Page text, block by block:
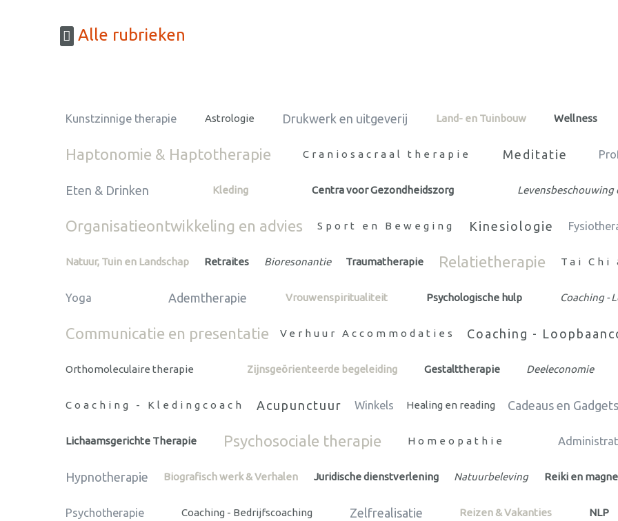
Alle rubrieken
Kunstzinnige therapie Astrologie Drukwerk en uitgeverij Land- en Tuinbouw Wellness
Haptonomie & Haptotherapie Craniosacraal therapie Meditatie
Eten & Drinken Kleding Centra voor Gezondheidszorg Levensbeschouwing
Organisatieontwikkeling en advies Sport en Beweging Kinesiologie
Natuur, Tuin en Landschap Retraites Bioresonantie Traumatherapie Relatietherapie Tai Chi
Yoga Ademtherapie Vrouwenspiritualiteit Psychologische hulp Coaching -
Communicatie en presentatie Verhuur Accommodaties Coaching -
Orthomoleculaire therapie Zijnsgeörienteerde begeleiding Gestalttherapie Deeleconomie
Coaching - Kledingcoach Acupunctuur Winkels Healing en reading Cadeaus en Gadgets
Lichaamsgerichte Therapie Psychosociale therapie Homeopathie
Hypnotherapie Biografisch werk & Verhalen Juridische dienstverlening Natuurbeleving Reiki en
Psychotherapie Coaching - Bedrijfscoaching Zelfrealisatie Reizen & Vakanties NLP